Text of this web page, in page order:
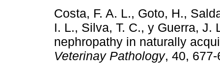
Costa, F. A. L., Goto, H.,
I. L., Silva, T. C., y Guerra, J.
nephropathy in naturally
Veterinay Pathology, 40,